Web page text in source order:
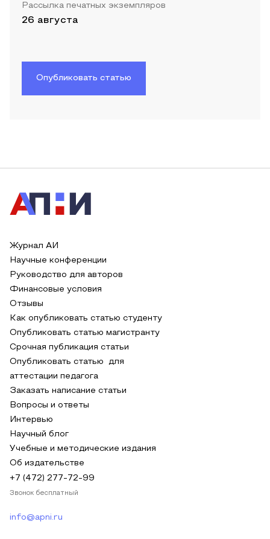
Рассылка печатных экземпляров
26 августа
Опубликовать статью
Журнал АИ
Научные конференции
Руководство для авторов
Финансовые условия
Отзывы
Как опубликовать статью студенту
Опубликовать статью магистранту
Срочная публикация статьи
Опубликовать статью для
аттестации педагога
Заказать написание статьи
Вопросы и ответы
Интервью
Научный блог
Учебные и методические издания
Об издательстве
+7 (472) 277-72-99
Звонок бесплатный
info@apni.ru